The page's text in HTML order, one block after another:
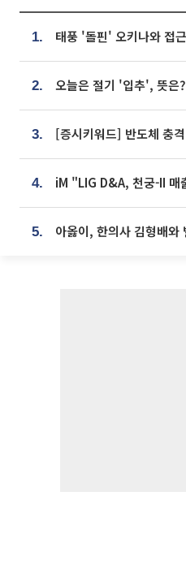
1.
2. 오늘은 절기 '입추', 뜻은?
3.
4.
5.